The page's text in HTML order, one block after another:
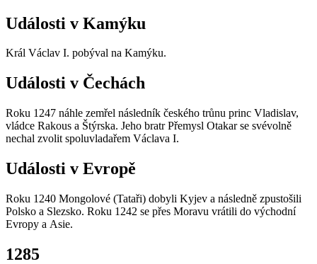
Události v Kamýku
Král Václav I. pobýval na Kamýku.
Události v Čechách
Roku 1247 náhle zemřel následník českého trůnu princ Vladislav,
vládce Rakous a Štýrska. Jeho bratr Přemysl Otakar se svévolně
nechal zvolit spoluvladařem Václava I.
Události v Evropě
Roku 1240 Mongolové (Tataři) dobyli Kyjev a následně zpustošili
Polsko a Slezsko. Roku 1242 se přes Moravu vrátili do východní
Evropy a Asie.
1285